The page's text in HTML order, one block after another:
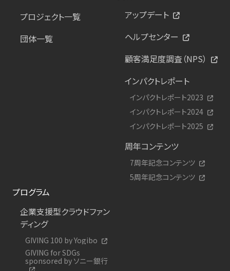
プロジェクト一覧
団体一覧
アップデート
ヘルプセンター
顧客満足度調査（NPS）
インパクトレポート
インパクトレポート2023
インパクトレポート2024
インパクトレポート2025
周年コンテンツ
7周年記念コンテンツ
5周年記念コンテンツ
プログラム
企業支援型クラウドファン
ディング
GIVING 100 by Yogibo
GIVING for SDGs
sponsored by ソニー銀行